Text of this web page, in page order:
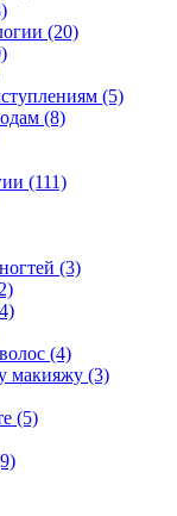
(20)
(5)
(8)
(111)
(3)
(4)
макияжу (3)
(5)